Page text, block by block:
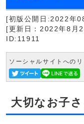
[初版公開日:2022年
[更新日：2022年8月
ID:11911
ソーシャルサイトへの
大切なお子